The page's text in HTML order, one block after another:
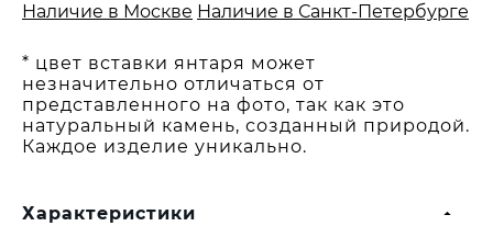
* цвет вставки янтаря может
незначительно отличаться от
представленного на фото, так как это
натуральный камень, созданный природой.
Каждое изделие уникально.
Характеристики
Наличие в Москве Наличие в Санкт-Петербурге